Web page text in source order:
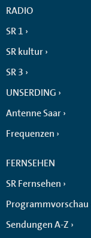
RADIO
SR 1
SR kultur
SR 3
UNSERDING
Antenne Saar
Frequenzen
FERNSEHEN
SR Fernsehen
Programmvorschau
Sendungen A-Z